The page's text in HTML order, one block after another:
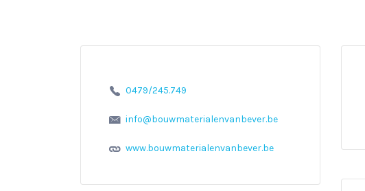
0479/245.749
info@bouwmaterialenvanbever.be
www.bouwmaterialenvanbever.be